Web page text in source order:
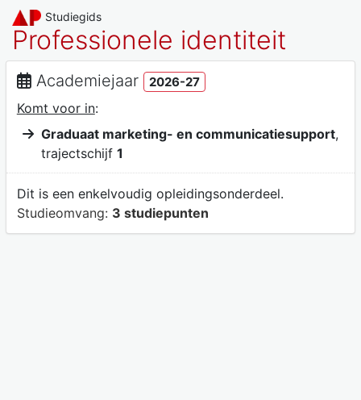
Studiegids
Professionele identiteit
Academiejaar 2026-27
Komt voor in:
Graduaat marketing- en communicatiesupport,
trajectschijf 1
Dit is een enkelvoudig opleidingsonderdeel.
Studieomvang: 3 studiepunten